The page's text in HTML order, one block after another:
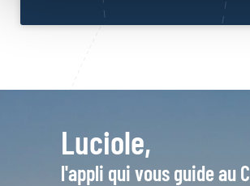
Luciole,
l'appli qui vous guide au